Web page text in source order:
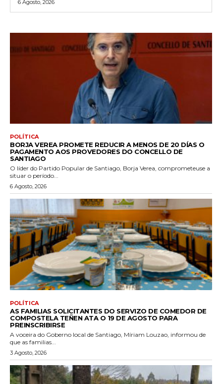
6 Agosto, 2026
POLÍTICA
BORJA VEREA PROMETE REDUCIR A MENOS DE 20 DÍAS O
PAGAMENTO AOS PROVEDORES DO CONCELLO DE
SANTIAGO
O líder do Partido Popular de Santiago, Borja Verea, comprometeuse a
situar o período...
6 Agosto, 2026
POLÍTICA
AS FAMILIAS SOLICITANTES DO SERVIZO DE COMEDOR DE
COMPOSTELA TEÑEN ATA O 19 DE AGOSTO PARA
PREINSCRIBIRSE
A voceira do Goberno local de Santiago, Míriam Louzao, informou de
que as familias...
3 Agosto, 2026